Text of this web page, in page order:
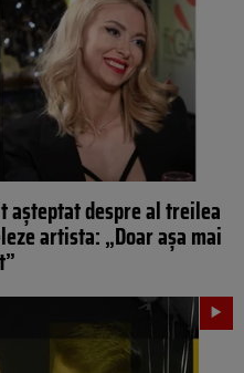
așteptat despre al treilea
artista: „Doar așa mai